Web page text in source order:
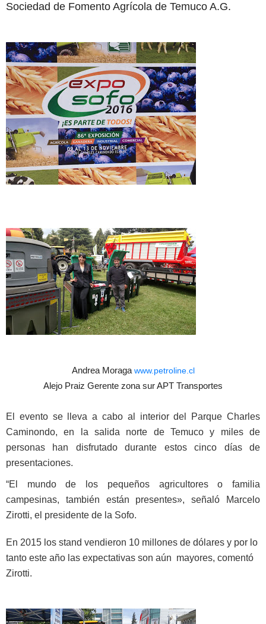
Sociedad de Fomento Agrícola de Temuco A.G.
Andrea Moraga www.petroline.cl
Alejo Praiz Gerente zona sur APT Transportes
El evento se lleva a cabo al interior del Parque Charles
Caminondo, en la salida norte de Temuco y miles de
personas han disfrutado durante estos cinco días de
presentaciones.
“El mundo de los pequeños agricultores o familia
campesinas, también están presentes», señaló Marcelo
Zirotti, el presidente de la Sofo.
En 2015 los stand vendieron 10 millones de dólares y por lo
tanto este año las expectativas son aún mayores, comentó
Zirotti.